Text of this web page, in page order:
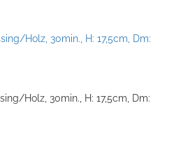
Holz, 30min., H: 17,5cm, Dm: